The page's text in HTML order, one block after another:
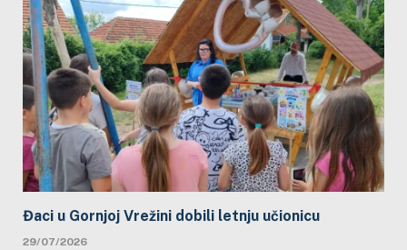
Đaci u Gornjoj Vrežini dobili letnju učionicu
29/07/2026